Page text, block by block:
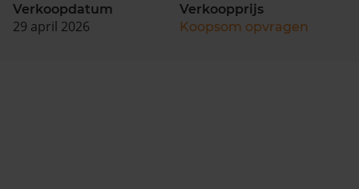
Verkoopdatum
29 april 2026
Verkoopprijs
Koopsom opvragen